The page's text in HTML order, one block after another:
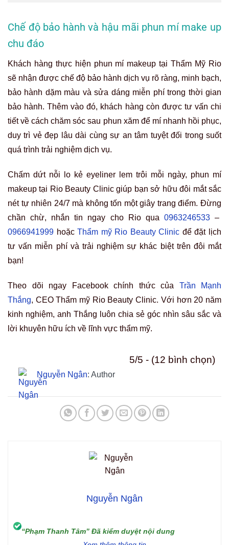
Chế độ bảo hành và hậu mãi phun mí make up
chu đáo
Khách hàng thực hiện phun mí makeup tại Thẩm Mỹ Rio
sẽ nhận được chế độ bảo hành dịch vụ rõ ràng, minh bạch,
bảo hành dặm màu và sửa dáng miễn phí trong thời gian
bảo hành. Thêm vào đó, khách hàng còn được tư vấn chi
tiết về cách chăm sóc sau phun xăm để mí nhanh hồi phục,
duy trì vẻ đẹp lâu dài cùng sự an tâm tuyệt đối trong suốt
quá trình trải nghiệm dịch vụ.
Chấm dứt nỗi lo kẻ eyeliner lem trôi mỗi ngày, phun mí
makeup tại Rio Beauty Clinic giúp bạn sở hữu đôi mắt sắc
nét tự nhiên 24/7 mà không tốn một giây trang điểm. Đừng
chần chừ, nhắn tin ngay cho Rio qua 0963246533–
0966941999 hoặcThẩm mỹ Rio Beauty Clinic để đặt lịch
tư vấn miễn phí và trải nghiệm sự khác biệt trên đôi mắt
bạn!
Theo dõi ngay Facebook chính thức của Trần Mạnh
Thắng, CEO Thẩm mỹ Rio Beauty Clinic. Với hơn 20 năm
kinh nghiệm, anh Thắng luôn chia sẻ góc nhìn sâu sắc và
lời khuyên hữu ích về lĩnh vực thẩm mỹ.
5/5 - (12 bình chọn)
Nguyễn Ngân: Author
Nguyễn Ngân
“Phạm Thanh Tâm” Đã kiểm duyệt nội dung